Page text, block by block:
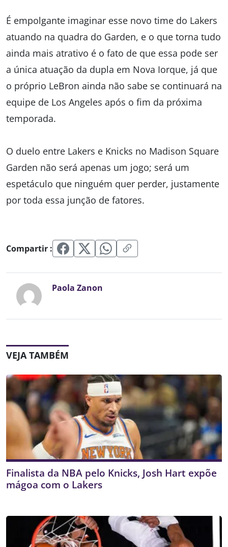
É empolgante imaginar esse novo time do Lakers
atuando na quadra do Garden, e o que torna tudo
ainda mais atrativo é o fato de que essa pode ser
a única atuação da dupla em Nova Iorque, já que
o próprio LeBron ainda não sabe se continuará na
equipe de Los Angeles após o fim da próxima
temporada.
O duelo entre Lakers e Knicks no Madison Square
Garden não será apenas um jogo; será um
espetáculo que ninguém quer perder, justamente
por toda essa junção de fatores.
Compartir :
Paola Zanon
VEJA TAMBÉM
Finalista da NBA pelo Knicks, Josh Hart expõe
mágoa com o Lakers